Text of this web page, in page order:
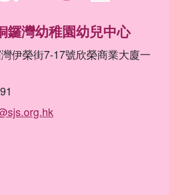
鑼灣幼稚園幼兒中心
伊榮街7-17號欣榮商業大廈一